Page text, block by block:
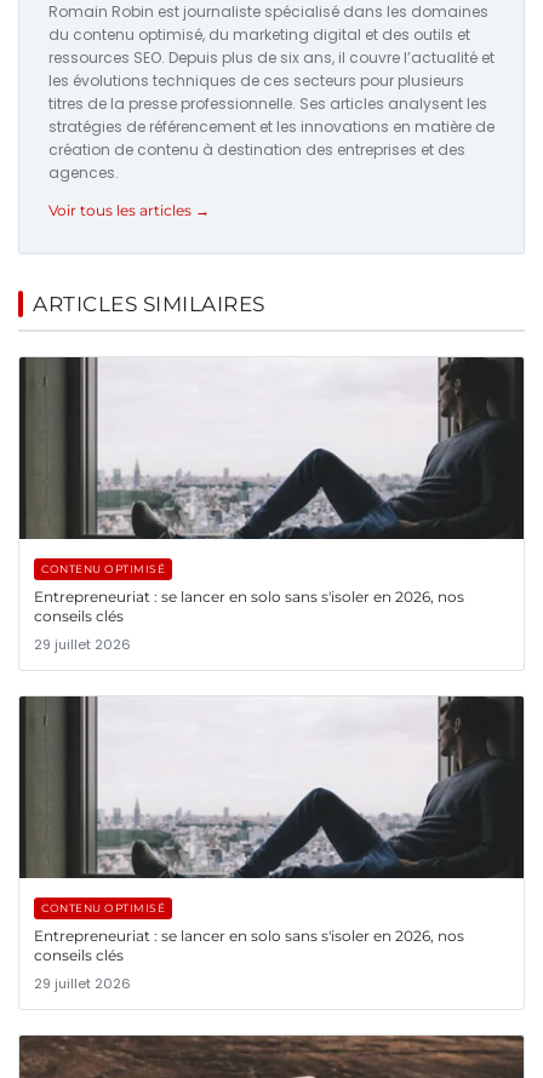
Romain Robin est journaliste spécialisé dans les domaines
du contenu optimisé, du marketing digital et des outils et
ressources SEO. Depuis plus de six ans, il couvre l’actualité et
les évolutions techniques de ces secteurs pour plusieurs
titres de la presse professionnelle. Ses articles analysent les
stratégies de référencement et les innovations en matière de
création de contenu à destination des entreprises et des
agences.
Voir tous les articles →
ARTICLES SIMILAIRES
CONTENU OPTIMISÉ
Entrepreneuriat : se lancer en solo sans s'isoler en 2026, nos
conseils clés
29 juillet 2026
CONTENU OPTIMISÉ
Entrepreneuriat : se lancer en solo sans s'isoler en 2026, nos
conseils clés
29 juillet 2026